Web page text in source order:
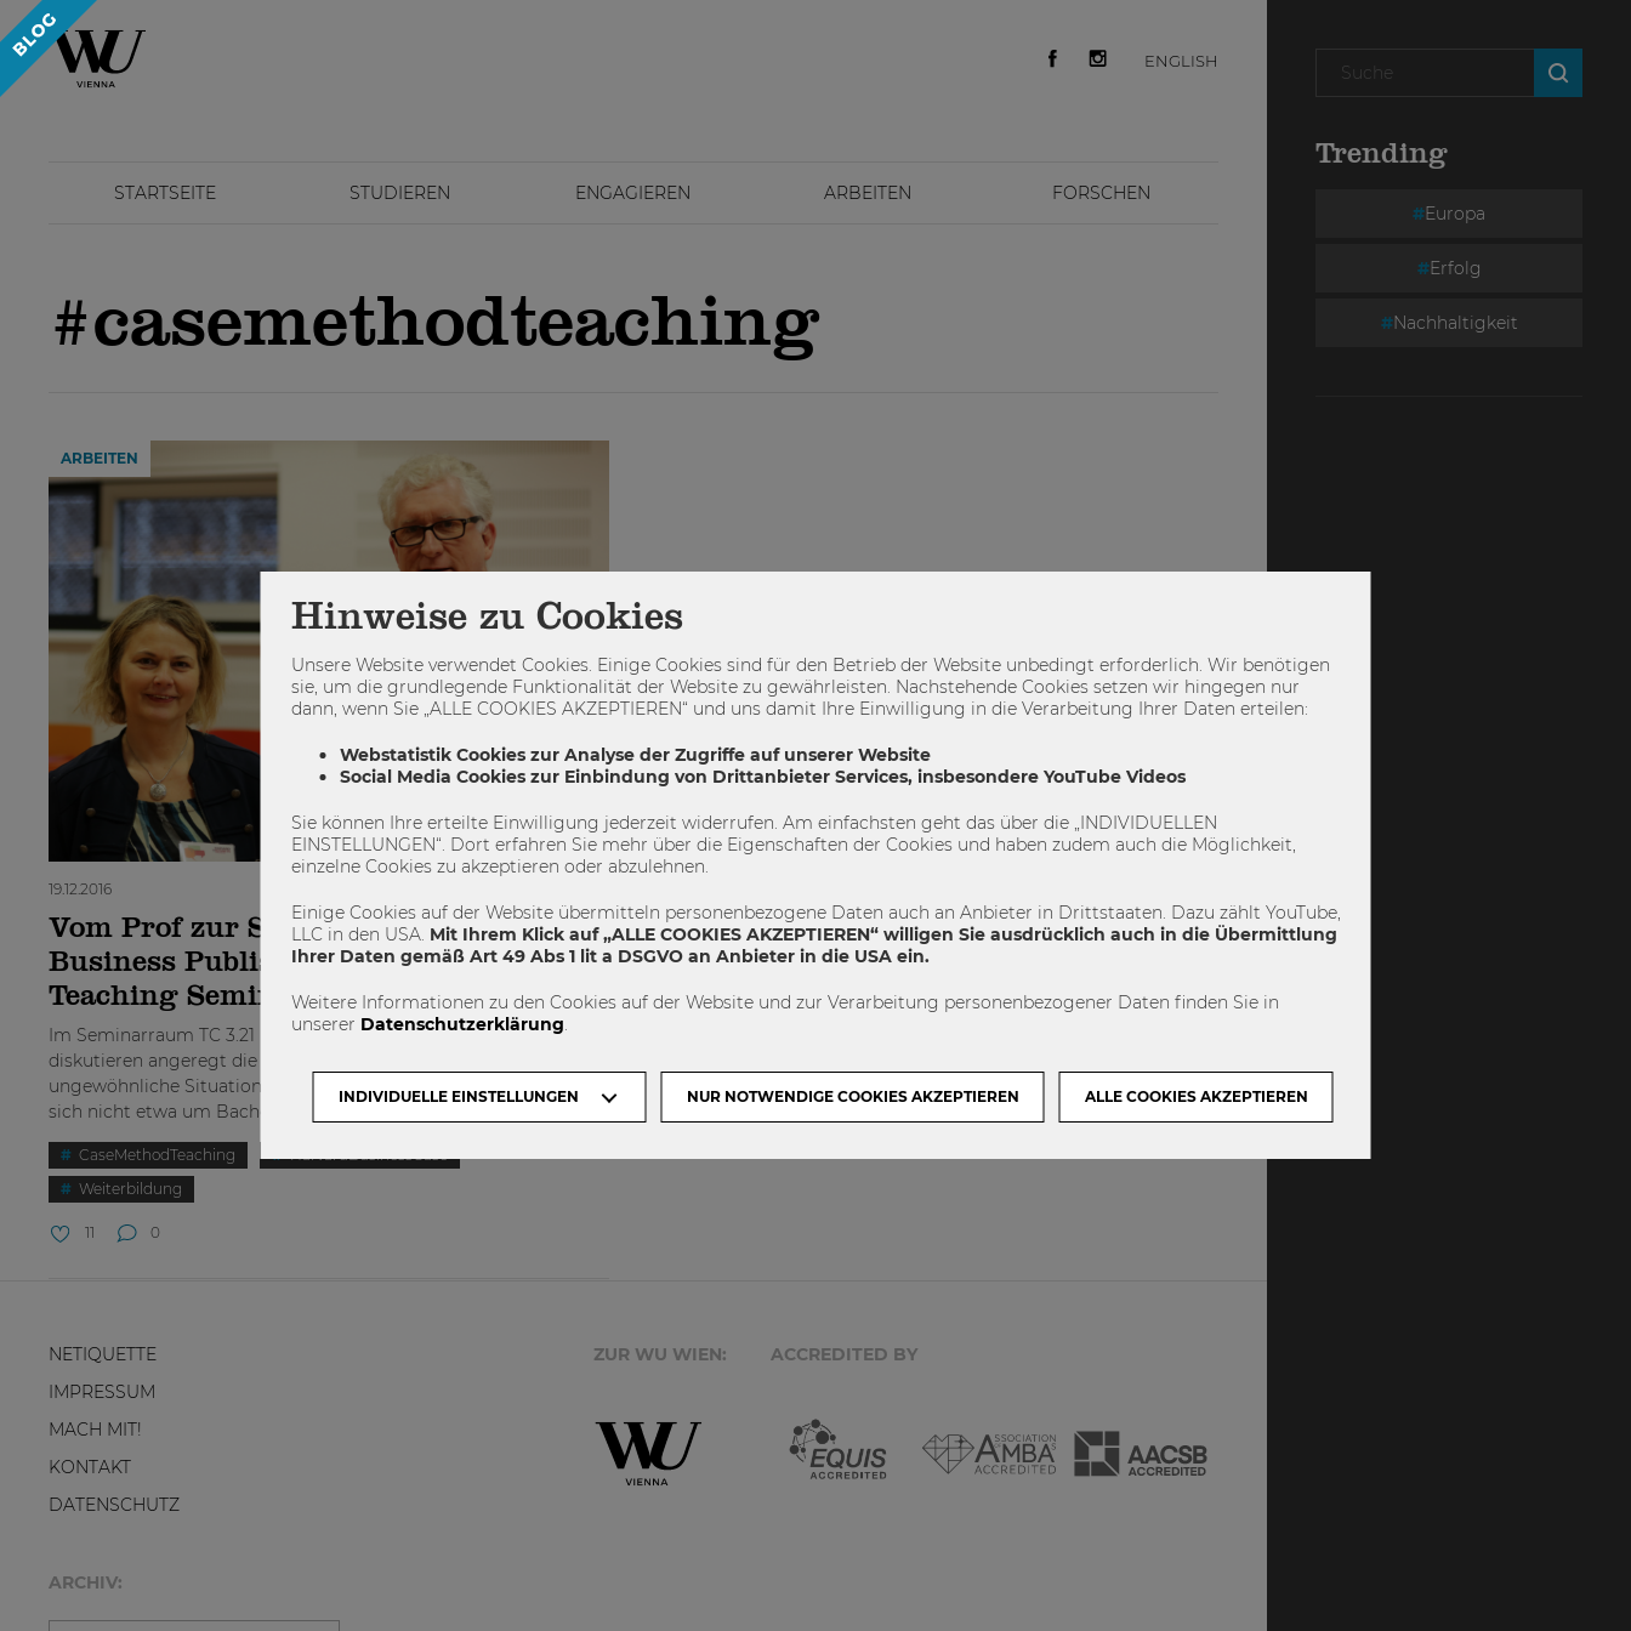
ENGLISH
STARTSEITE STUDIEREN ENGAGIEREN ARBEITEN FORSCHEN
Trending
Europa
Erfolg
Nachhaltigkeit
#casemethodteaching
ARBEITEN
19.12.2016
Vom Prof zur Studentin: Harvard
Business Publishing Case Method
Teaching Seminar
Im Seminarraum TC 3.21 rauchen die Köpfe und rund 50 Personen
diskutieren angeregt die Fallstudie „E-Types A/S“. Eigentlich keine
ungewöhnliche Situation. Aber bei diesen Personen handelt es
sich nicht etwa um Bachelor- oder Masterstudierende. Nein,...
CaseMethodTeaching
Weiterbildung
11 0
NETIQUETTE
IMPRESSUM
MACH MIT!
KONTAKT
DATENSCHUTZ
ARCHIV:
ZUR WU WIEN: ACCREDITED BY
Hinweise zu Cookies
Unsere Website verwendet Cookies. Einige Cookies sind für den Betrieb der Website unbedingt erforderlich. Wir benötigen
sie, um die grundlegende Funktionalität der Website zu gewährleisten. Nachstehende Cookies setzen wir hingegen nur
dann, wenn Sie „ALLE COOKIES AKZEPTIEREN“ und uns damit Ihre Einwilligung in die Verarbeitung Ihrer Daten erteilen:
Webstatistik Cookies zur Analyse der Zugriffe auf unserer Website
Social Media Cookies zur Einbindung von Drittanbieter Services, insbesondere YouTube Videos
Sie können Ihre erteilte Einwilligung jederzeit widerrufen. Am einfachsten geht das über die „INDIVIDUELLEN
EINSTELLUNGEN“. Dort erfahren Sie mehr über die Eigenschaften der Cookies und haben zudem auch die Möglichkeit,
einzelne Cookies zu akzeptieren oder abzulehnen.
Einige Cookies auf der Website übermitteln personenbezogene Daten auch an Anbieter in Drittstaaten. Dazu zählt YouTube,
LLC in den USA. Mit Ihrem Klick auf „ALLE COOKIES AKZEPTIEREN“ willigen Sie ausdrücklich auch in die Übermittlung
Ihrer Daten gemäß Art 49 Abs 1 lit a DSGVO an Anbieter in die USA ein.
Weitere Informationen zu den Cookies auf der Website und zur Verarbeitung personenbezogener Daten finden Sie in
unserer Datenschutzerklärung
INDIVIDUELLE EINSTELLUNGEN NUR NOTWENDIGE COOKIES AKZEPTIEREN ALLE COOKIES AKZEPTIEREN